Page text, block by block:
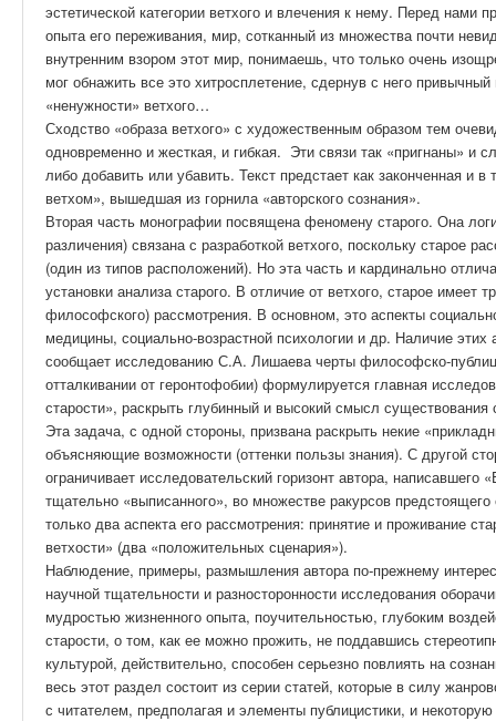
эстетической категории ветхого и влечения к нему. Перед нами
опыта его переживания, мир, сотканный из множества почти
внутренним взором этот мир, понимаешь, что только очень
мог обнажить все это хитросплетение, сдернув с него
«ненужности» ветхого…
Сходство «образа ветхого» с художественным образом тем
одновременно и жесткая, и гибкая. Эти связи так «пригнаны» и
либо добавить или убавить. Текст предстает как законченная и
ветхом», вышедшая из горнила «авторского сознания».
Вторая часть монографии посвящена феномену старого. Она
различения) связана с разработкой ветхого, поскольку старое
(один из типов расположений). Но эта часть и кардинально
установки анализа старого. В отличие от ветхого, старое имеет
философского) рассмотрения. В основном, это аспекты
медицины, социально-возрастной психологии и др. Наличие этих
сообщает исследованию С.А. Лишаева черты философско-
отталкивании от геронтофобии) формулируется главная
старости», раскрыть глубинный и высокий смысл существования
Эта задача, с одной стороны, призвана раскрыть некие
объясняющие возможности (оттенки пользы знания). С другой
ограничивает исследовательский горизонт автора,
тщательно «выписанного», во множестве ракурсов
только два аспекта его рассмотрения: принятие и проживание
ветхости» (два «положительных сценария»).
Наблюдение, примеры, размышления автора по-прежнему
научной тщательности и разносторонности исследования
мудростью жизненного опыта, поучительностью, глубоким
старости, о том, как ее можно прожить, не поддавшись
культурой, действительно, способен серьезно повлиять на
весь этот раздел состоит из серии статей, которые в силу
с читателем, предполагая и элементы публицистики, и